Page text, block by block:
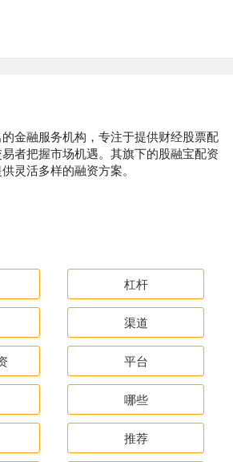
金融服务机构，专注于提供财经股票配
者把握市场机遇。其旗下的股融宝配资
灵活多样的融资方案。
杠杆
渠道
平台
哪些
推荐